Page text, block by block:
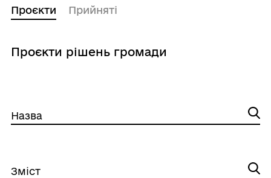
Проєкти Прийняті
Проєкти рішень громади
Назва
Зміст